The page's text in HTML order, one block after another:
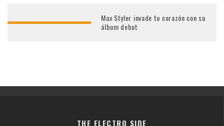
Max Styler invade tu corazón con su
álbum debut
THE ELECTRO SIDE